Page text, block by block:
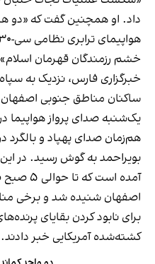
داد. او همچنین گفت که «دو
خشم رزمندگان قهرمان
خبرگزاری فارس، نزدیک به
یک‌شنبه صدای پرواز
هم‌زمان صدای پهپاد و بالگرد
بویراحمد به گوش رسید. در
آمده
اصفهان شنیده شد و برخی
برای نابود کردن بقایای
کشته‌شده آمریکایی خبر